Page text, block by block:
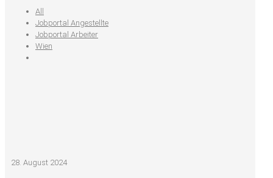
All
Jobportal Angestellte
Jobportal Arbeiter
Wien
28. August 2024